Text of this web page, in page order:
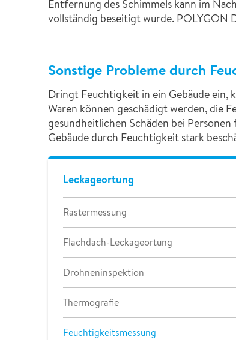
Entfernung des Schimmels kann im
vollständig beseitigt wurde. POLYGON
Sonstige Probleme durch
Dringt Feuchtigkeit in ein Gebäude ein,
Waren können geschädigt werden, die
gesundheitlichen Schäden bei
Gebäude durch Feuchtigkeit stark
Leckageortung
Rastermessung
Flachdach-Leckageortung
Drohneninspektion
Thermografie
Feuchtigkeitsmessung